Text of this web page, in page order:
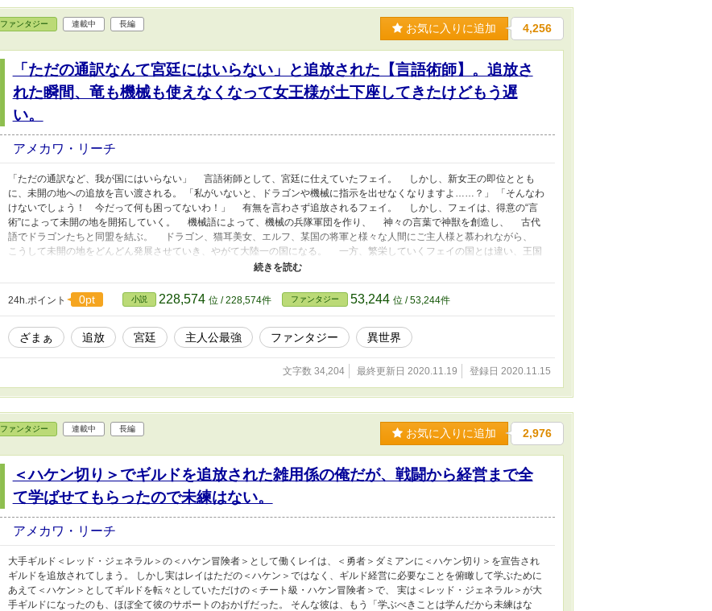
ファンタジー 連載中 長編 お気に入りに追加 4,256
「ただの通訳なんて宮廷にはいらない」と追放された【言語術師】。追放さ
れた瞬間、竜も機械も使えなくなって女王様が土下座してきたけどもう遅
い。
アメカワ・リーチ
「ただの通訳など、我が国にはいらない」 言語術師として、宮廷に仕えていたフェイ。 しかし、新女王の即位ととも
に、未開の地への追放を言い渡される。 「私がいないと、ドラゴンや機械に指示を出せなくなりますよ……？」 「そんなわ
けないでしょう！ 今だって何も困ってないわ！」 有無を言わさず追放されるフェイ。 しかし、フェイは、得意の“言
術”によって未開の地を開拓していく。 機械語によって、機械の兵隊軍団を作り、 神々の言葉で神獣を創造し、 古代
語でドラゴンたちと同盟を結ぶ。 ドラゴン、猫耳美女、エルフ、某国の将軍と様々な人間にご主人様と慕われながら、
こうして未開の地をどんどん発展させていき、やがて大陸一の国になる。 一方、繁栄していくフェイの国とは違い、王国
はどんどん没落していく。 女王はフェイのことを無能だと罵ったが、王国の繁栄を支えていたのはフェイの言術スキルだ
った。 “自動通訳”のおかげで、王国の人々は古代語を話すドラゴンと意思疎通をはかり、機械をプログラミングして自由
に操ることができていたが、フェイがいなくなったことでそれができなくなり王国は機能不全に陥る。 フェイを追放した
女王は、ようやくフェイを追放したのが間違いだと気がつくがすでに時遅しであった。 王都にモンスターが溢れ、敵国が
の充実した日々を送っているフェイは全く取り合わない。 やがて王国では反乱が起き、女王は奴隷の身分に落ちていくの
24h.ポイント 0pt 小説 228,574 位 / 228,574件 ファンタジー 53,244 位 / 53,244件
ざまぁ 追放 宮廷 主人公最強 ファンタジー 異世界
文字数 34,204 最終更新日 2020.11.19 登録日 2020.11.15
ファンタジー 連載中 長編 お気に入りに追加 2,976
＜ハケン切り＞でギルドを追放された雑用係の俺だが、戦闘から経営まで全
て学ばせてもらったので未練はない。
アメカワ・リーチ
大手ギルド＜レッド・ジェネラル＞の＜ハケン冒険者＞として働くレイは、＜勇者＞ダミアンに＜ハケン切り＞を宣告され
ギルドを追放されてしまう。 しかし実はレイはただの＜ハケン＞ではなく、ギルド経営に必要なことを俯瞰して学ぶために
あえて＜ハケン＞としてギルドを転々としていただけの＜チート級・ハケン冒険者＞で、 実は＜レッド・ジェネラル＞が大
手ギルドになったのも、ほぼ全て彼のサポートのおかげだった。 そんな彼は、もう「学ぶべきことは学んだから未練はな